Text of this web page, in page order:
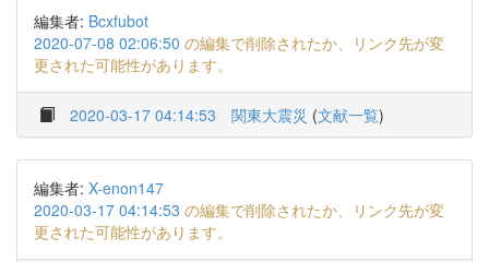
編集者: Bcxfubot
2020-07-08 02:06:50 の編集で削除されたか、リンク先が変
更された可能性があります。
2020-03-17 04:14:53 関東大震災 (文献一覧)
編集者: X-enon147
2020-03-17 04:14:53 の編集で削除されたか、リンク先が変
更された可能性があります。